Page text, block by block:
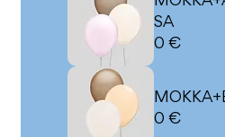
SA
0 €
0 €